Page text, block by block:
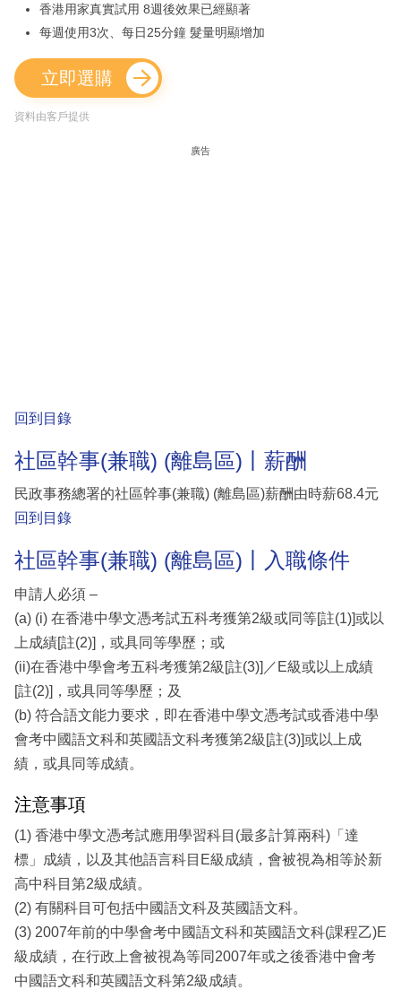
香港用家真實試用 8週後效果已經顯著
每週使用3次、每日25分鐘 髮量明顯增加
立即選購
資料由客戶提供
廣告
回到目錄
社區幹事(兼職) (離島區)丨薪酬
民政事務總署的社區幹事(兼職) (離島區)薪酬由時薪68.4元
回到目錄
社區幹事(兼職) (離島區)丨入職條件
申請人必須 –
(a) (i) 在香港中學文憑考試五科考獲第2級或同等[註(1)]或以
上成績[註(2)]，或具同等學歷；或
(ii)在香港中學會考五科考獲第2級[註(3)]／E級或以上成績
[註(2)]，或具同等學歷；及
(b) 符合語文能力要求，即在香港中學文憑考試或香港中學
會考中國語文科和英國語文科考獲第2級[註(3)]或以上成
績，或具同等成績。
注意事項
(1) 香港中學文憑考試應用學習科目(最多計算兩科)「達
標」成績，以及其他語言科目E級成績，會被視為相等於新
高中科目第2級成績。
(2) 有關科目可包括中國語文科及英國語文科。
(3) 2007年前的中學會考中國語文科和英國語文科(課程乙)E
級成績，在行政上會被視為等同2007年或之後香港中會考
中國語文科和英國語文科第2級成績。